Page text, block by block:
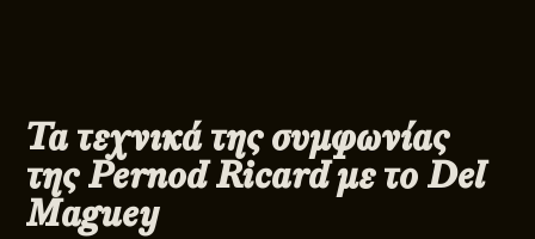
Τα τεχνικά της συμφωνίας
τηςPernodRicardμε το Del
Maguey